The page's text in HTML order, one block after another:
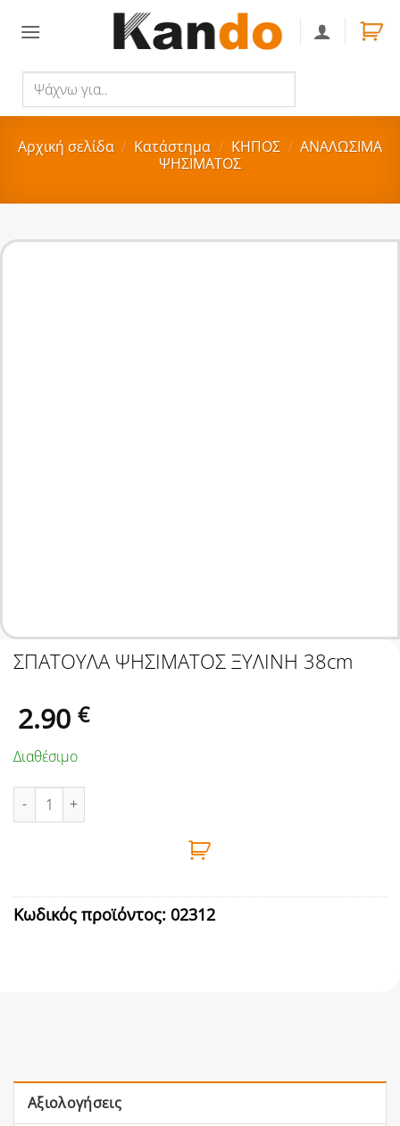
για..
Αρχική σελίδα / Κατάστημα / ΚΗΠΟΣ / ΑΝΑΛΩΣΙΜΑ
ΨΗΣΙΜΑΤΟΣ
ΣΠΑΤΟΥΛΑ ΨΗΣΙΜΑΤΟΣ ΞΥΛΙΝΗ 38cm
2.90 €
Διαθέσιμο
ΣΠΑΤΟΥΛΑ ΨΗΣΙΜΑΤΟΣ ΞΥΛΙΝΗ 38cm ποσότητα
Κωδικός προϊόντος: 02312
Αξιολογήσεις